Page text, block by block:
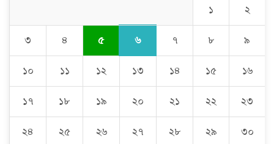
১লা আগস্টের সমাবেশ সফলে ব্যাটারী
চালিত রিকশাইজি বাইক মালিক শ্রমিক
ঐক্য পরিষদ সিলেটের কর্মী সমাবেশ
১ ২
৩ ৪ ৫ ৬ ৭ ৮ ৯
১০ ১১ ১২ ১৩ ১৪ ১৫ ১৬
১৭ ১৮ ১৯ ২০ ২১ ২২ ২৩
২৪ ২৫ ২৬ ২৭ ২৮ ২৯ ৩০